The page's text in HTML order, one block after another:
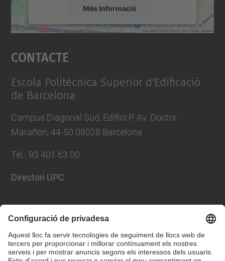
Més Informació
Accepta
powered by
Contacte
Escola Politècnica Superior d'Edificació
de Barcelona
Campus Diagonal Sud, Edifici P. Av. Doctor
Marañón, 44-50 08028 Barcelona
Tel. : 93 401 63 00
Directori UPC
Formulari de contacte
Llista Xarxes Socials